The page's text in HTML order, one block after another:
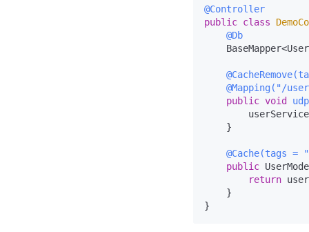
@Controller
public class
@Db
@Mapping("/
public void
    }
@Cache(tags
public
return
    }